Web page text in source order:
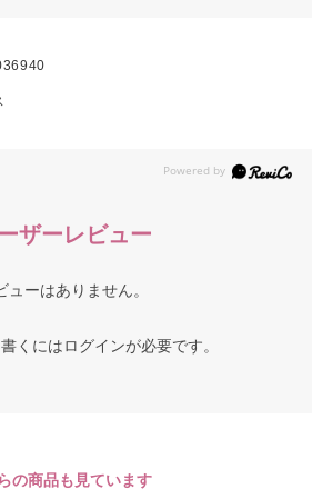
ザーレビュー
ューはありません。
くにはログインが必要です。
の商品も見ています